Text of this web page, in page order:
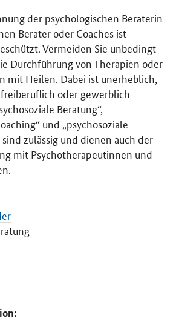
der psychologischen Beraterin
Berater oder Coaches ist
Vermeiden Sie unbedingt
Durchführung von Therapien oder
mit Heilen. Dabei ist unerheblich,
oder gewerblich
Beratung“,
und „psychosoziale
sind zulässig und dienen auch der
mit Psychotherapeutinnen und